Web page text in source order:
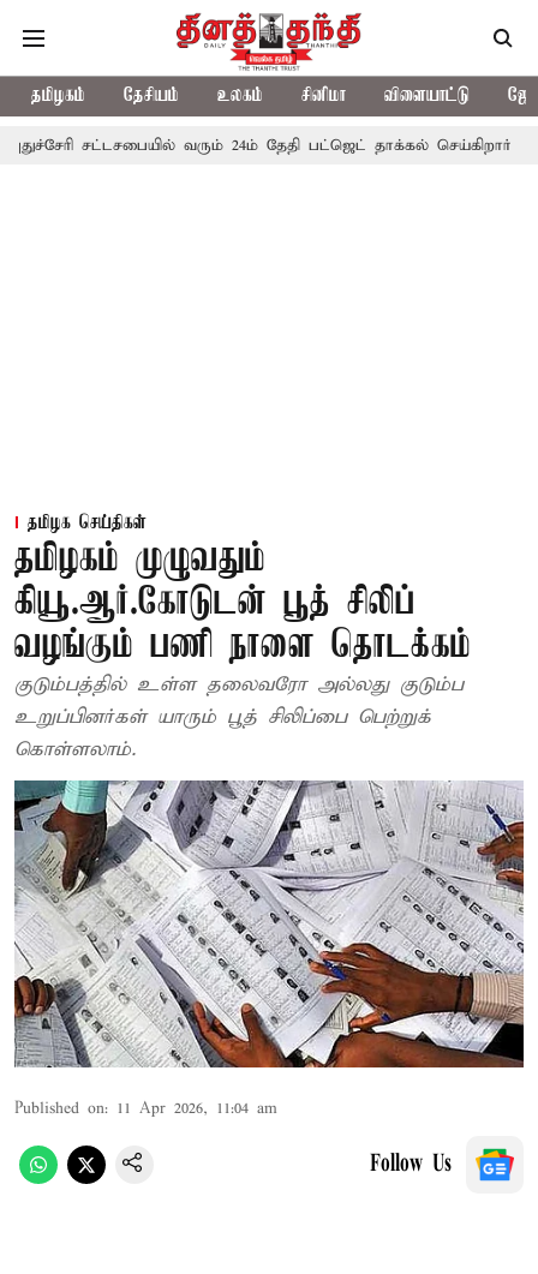
தமிழகம் தேசியம் உலகம் சினிமா விளையாட்டு
சட்டசபையில் வரும் 24ம் தேதி பட்ஜெட் தாக்கல் செய்கிறார் முதல்-
தமிழக செய்திகள்
தமிழகம் முழுவதும்
கியூ.ஆர்.கோடுடன் பூத் சிலிப்
வழங்கும் பணி நாளை தொடக்கம்
குடும்பத்தில் உள்ள தலைவரோ அல்லது குடும்ப
உறுப்பினர்கள் யாரும் பூத் சிலிப்பை பெற்றுக்
கொள்ளலாம்.
Published on: 11 Apr 2026, 11:04 am
Follow Us